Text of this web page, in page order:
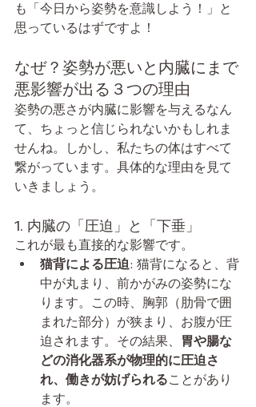
も「今日から姿勢を意識しよう！」と
思っているはずですよ！
なぜ？姿勢が悪いと内臓にまで
悪影響が出る３つの理由
姿勢の悪さが内臓に影響を与えるなん
て、ちょっと信じられないかもしれま
せんね。しかし、私たちの体はすべて
繋がっています。具体的な理由を見て
いきましょう。
1. 内臓の「圧迫」と「下垂」
これが最も直接的な影響です。
猫背による圧迫: 猫背になると、背
中が丸まり、前かがみの姿勢にな
ります。この時、胸郭（肋骨で囲
まれた部分）が狭まり、お腹が圧
迫されます。その結果、
胃や腸な
どの消化器系が物理的に圧迫さ
れ、働きが妨げられることがあり
ます。